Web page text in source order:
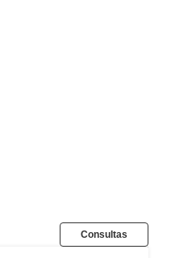
Consultas